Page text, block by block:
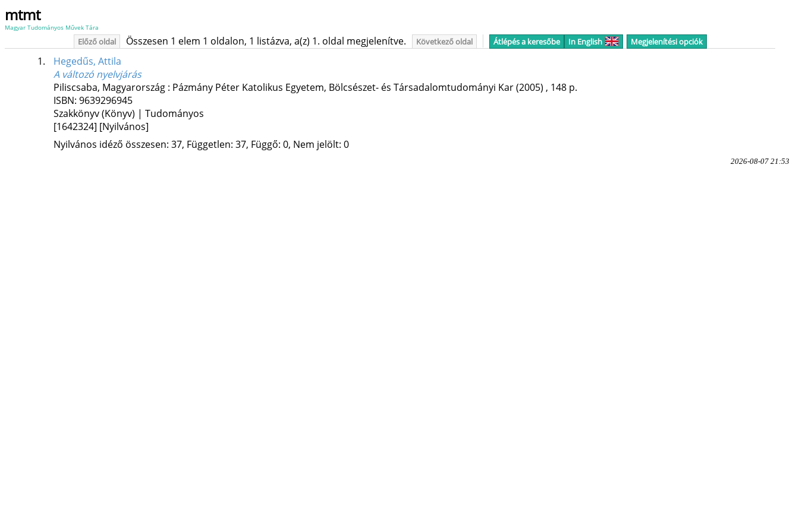
mtmt
Magyar Tudományos Művek Tára
Előző oldal Összesen 1 elem 1 oldalon, 1 listázva, a(z) 1. oldal megjelenítve. Következő oldal Átlépés a keresőbe In English Megjelenítési opciók
1.
Hegedűs, Attila
A változó nyelvjárás
Piliscsaba, Magyarország : Pázmány Péter Katolikus Egyetem, Bölcsészet- és Társadalomtudományi Kar(2005) , 148 p.
ISBN: 9639296945
Szakkönyv (Könyv) | Tudományos
[1642324] [Nyilvános]
Nyilvános idéző összesen: 37, Független: 37, Függő: 0, Nem jelölt: 0
2026-08-07 21:53